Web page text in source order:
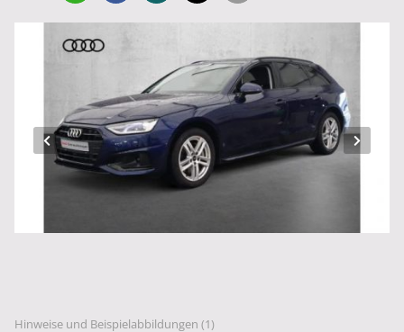
Hinweise und Beispielabbildungen (1)